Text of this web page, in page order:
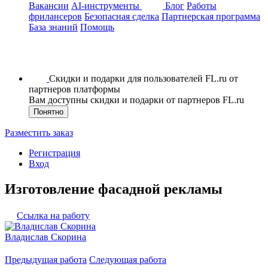
Вакансии AI-инструменты Блог Работы
фрилансеров Безопасная сделка Партнерская программа
База знаний Помощь
Скидки и подарки для пользователей FL.ru от
партнеров платформы
Вам доступны скидки и подарки от партнеров FL.ru
Понятно
Разместить заказ
Регистрация
Вход
Изготовление фасадной рекламы
Ссылка на работу
Владислав Скорина
Предыдущая работа Следующая работа